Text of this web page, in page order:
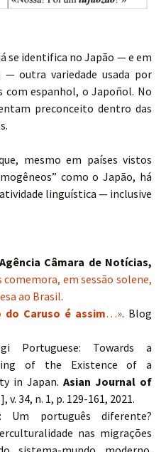
se identifica no Japão — e em
— outra variedade usada por
com espanhol, o Japoñol. No
preconceito dentro das
mesmo em países vistos
como o Japão, há
linguística — inclusive
Agência Câmara de Notícias,
comemora, em sessão solene,
ao Brasil.
do Caruso é assim…». Blog
Portuguese: Towards a
of the Existence of a
in Japan. Asian Journal of
v. 34, n. 1, p. 129-161, 2021.
Um português diferente?
nas migrações